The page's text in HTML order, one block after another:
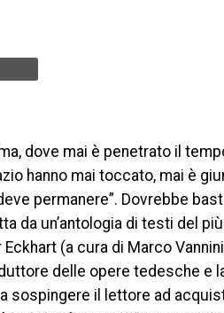
dove mai è penetrato il
hanno mai toccato, mai è
permanere”. Dovrebbe
da un’antologia di testi del
(a cura di Marco
delle opere tedesche e
sospingere il lettore ad